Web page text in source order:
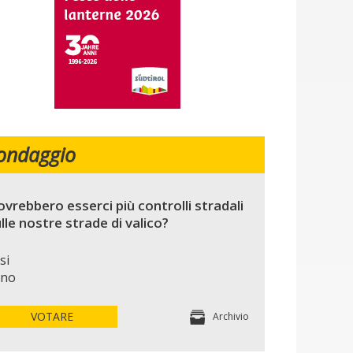
esserci più controlli stradali
nostre strade di valico?
si
no
VOTARE Archivio